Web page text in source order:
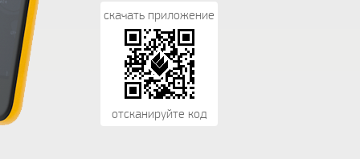
скачать приложение
отсканируйте код